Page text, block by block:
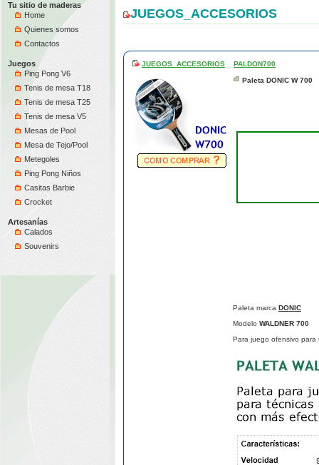
Tu sitio de maderas
Home
Quienes somos
Contactos
Juegos
Ping Pong V6
Tenis de mesa T18
Tenis de mesa T25
Tenis de mesa V5
Mesas de Pool
Mesa de Tejo/Pool
Metegoles
Ping Pong Niños
Casitas Barbie
Crocket
Artesanías
Calados
Souvenirs
JUEGOS_ACCESORIOS
JUEGOS_ACCESORIOS PALDON700
Paleta DONIC W 700
Paleta marca DONIC
Modelo WALDNER 700
Para juego ofensivo para